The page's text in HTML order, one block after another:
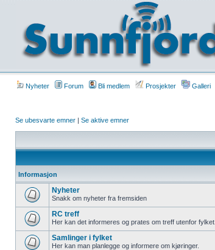
Nyheter Forum Bli medlem Prosjekter Galleri
Se ubesvarte emner | Se aktive emner
Informasjon
Nyheter
Snakk om nyheter fra fremsiden
RC treff
Her kan det informeres og prates om treff utenfor fylket.
Samlinger i fylket
Her kan man planlegge og informere om kjøringer.